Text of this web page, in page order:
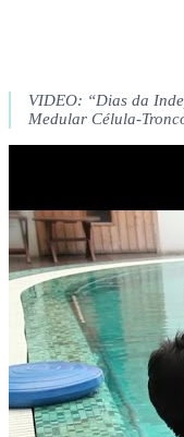
VIDEO: “Dias da
Medular Célula-